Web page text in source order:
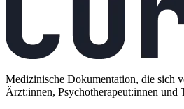
Medizinische Dokumentation, die sich
Ärzt:innen, Psychotherapeut:innen und